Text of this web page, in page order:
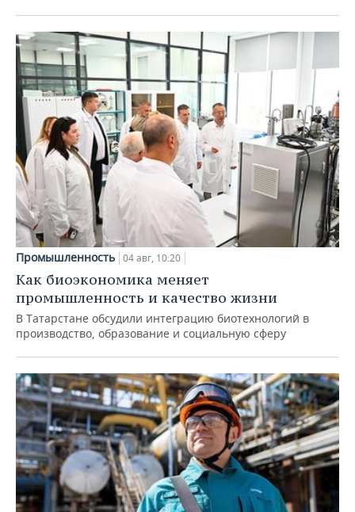
Промышленность 04 авг, 10:20
Как биоэкономика меняет
промышленность и качество жизни
В Татарстане обсудили интеграцию биотехнологий в
производство, образование и социальную сферу